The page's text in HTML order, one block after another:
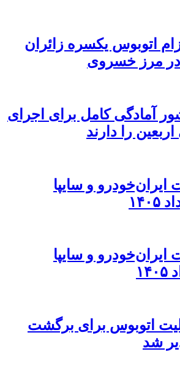
اتوبوس یکسره زائران
در مرز خسروی
آمادگی کامل برای اجرای
را دارند
و سایپا
و سایپا
اتوبوس برای برگشت
شد